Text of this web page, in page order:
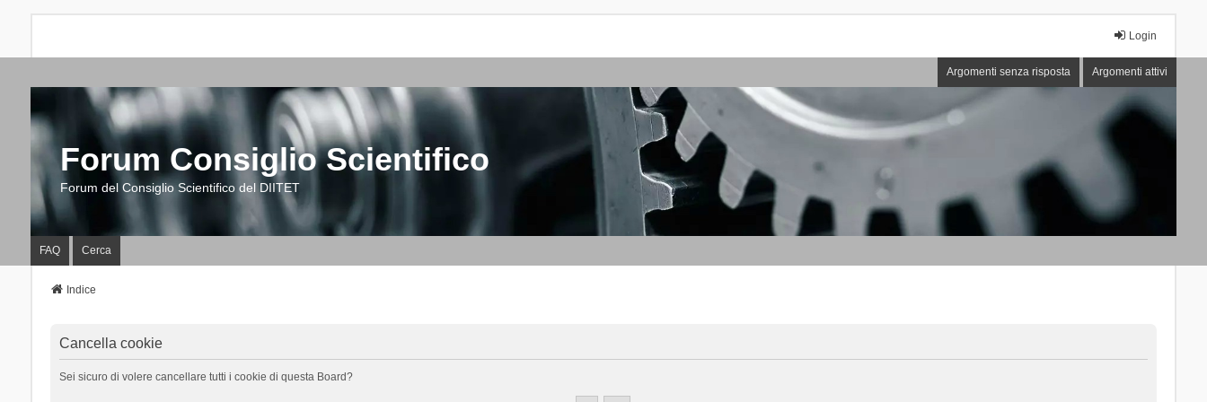
Login
Argomenti senza risposta Argomenti attivi
Forum Consiglio Scientifico
Forum del Consiglio Scientifico del DIITET
FAQ Cerca
Indice
Cancella cookie
Sei sicuro di volere cancellare tutti i cookie di questa Board?